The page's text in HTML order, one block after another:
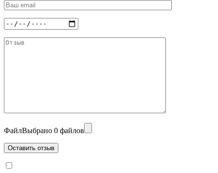
ФайлВыбрано 0 файлов